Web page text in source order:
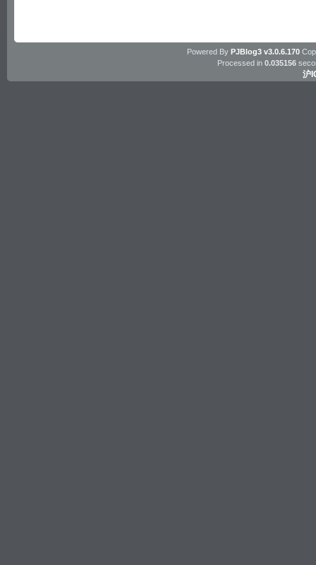
Powered By PJBlog3 v3.0.6.170
Processed in 0.035156
沪